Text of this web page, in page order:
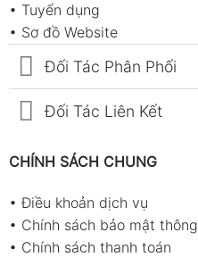
• Tuyển dụng
• Sơ đồ Website
Đối Tác Phân Phối
Đối Tác Liên Kết
CHÍNH SÁCH CHUNG
•Điều khoản dịch vụ
• Chính sách bảo mật
• Chính sách thanh toán